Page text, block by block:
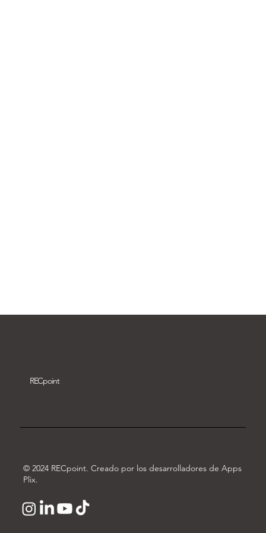
RECpoint
© 2024 RECpoint. Creado por los desarrolladores de Apps
Plix.